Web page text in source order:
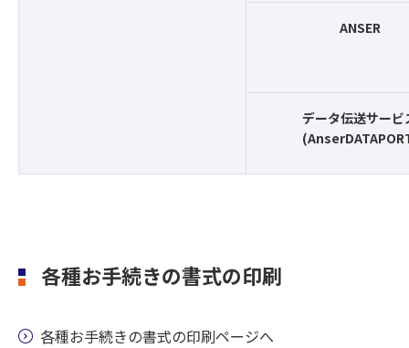
ANSER
データ伝送サービ
各種お手続きの書式の印刷
各種お手続きの書式の印刷ページへ